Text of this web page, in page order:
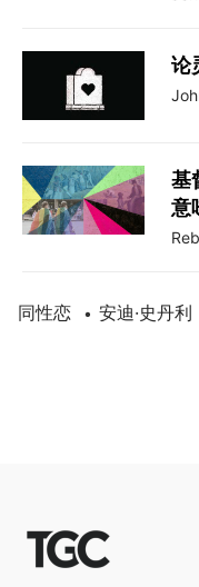
论
基
意
同性恋 • 安迪·史丹利